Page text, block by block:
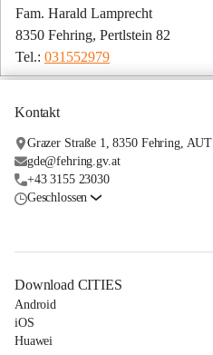
Fam. Harald Lamprecht
8350 Fehring, Pertlstein 82
Tel.: 031552979
Kontakt
Grazer Straße 1, 8350 Fehring, AUT
gde@fehring.gv.at
+43 3155 23030
Geschlossen
Download CITIES
Android
iOS
Huawei